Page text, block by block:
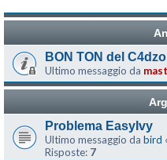
BON TON del
Ultimo messaggio da
Problema EasyIvy
Ultimo messaggio da bird
Risposte: 7